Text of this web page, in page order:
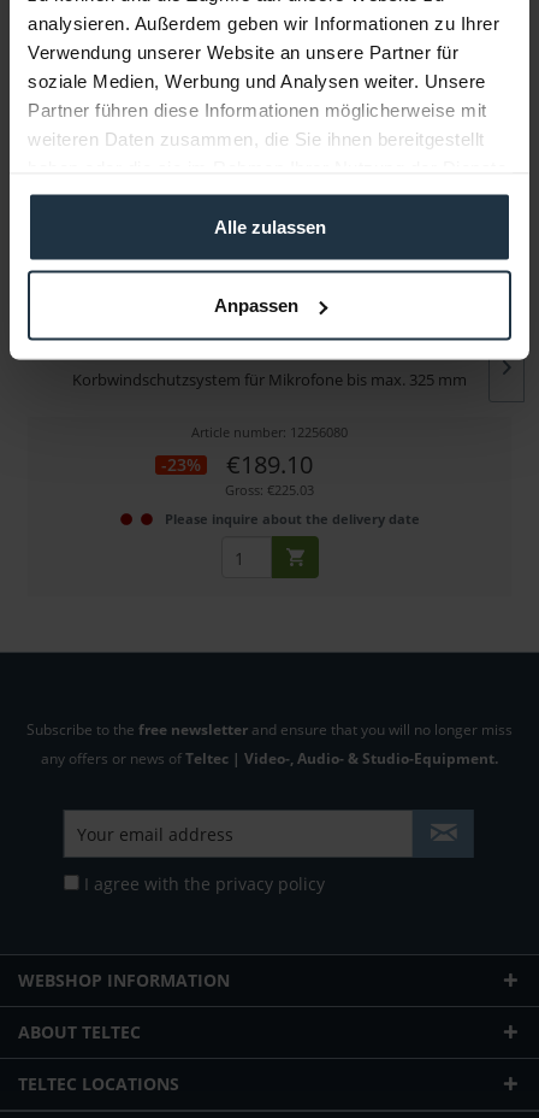
analysieren. Außerdem geben wir Informationen zu Ihrer
Verwendung unserer Website an unsere Partner für
soziale Medien, Werbung und Analysen weiter. Unsere
Partner führen diese Informationen möglicherweise mit
weiteren Daten zusammen, die Sie ihnen bereitgestellt
gesammelt haben.
Alle zulassen
Anpassen
Folgende Infos zum Hersteller sind verfübar......more
More articles from +++ Rode +++ look at
Korbwindschutzsystem für Mikrofone bis max. 325 mm
Article number: 12256080
-23% €189.10
Gross: €225.03
Please inquire about the delivery date
Subscribe to the free newsletter and ensure that you will no longer miss
any offers or news ofTeltec | Video-, Audio- & Studio-Equipment.
I agree with the privacy policy
WEBSHOP INFORMATION
ABOUT TELTEC
TELTEC LOCATIONS